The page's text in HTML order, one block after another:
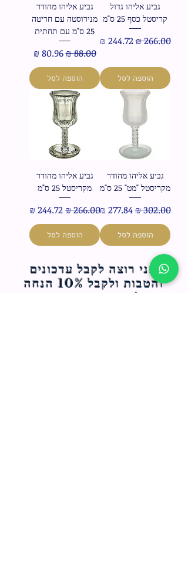
גביע אליהו גדול
קריסטל כסף 25 ס"מ
מחיר רגיל‏266.00 ‏₪ מחיר מבצע‏244.72 ‏₪
הוספה לסל
גביע אליהו מהודר
מנירוסטה עם חריטה
25 ס"מ עם תחתית
מחיר רגיל‏88.00 ‏₪ מחיר מבצע‏80.96 ‏₪
הוספה לסל
גביע אליהו מהודר
מקריסטל "מט" 25 ס"מ
מחיר רגיל‏302.00 ‏₪ מחיר מבצע‏277.84 ‏₪
הוספה לסל
גביע אליהו מהודר
מקריסטל 25 ס"מ
מחיר רגיל‏266.00 ‏₪ מחיר מבצע‏244.72 ‏₪
הוספה לסל
אני רוצה לקבל עדכונים
והטבות ולקבל 10% הנחה
להזמנה הראשונה